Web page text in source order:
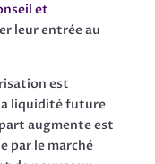
et
leur entrée au
est
liquidité future
augmente est
par le marché